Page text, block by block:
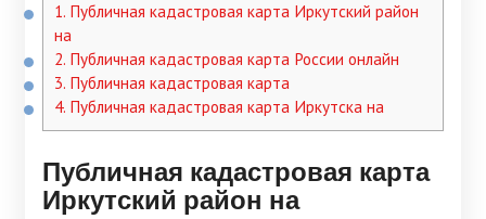
1. Публичная кадастровая карта Иркутский район
на
2. Публичная кадастровая карта России онлайн
3. Публичная кадастровая карта
4. Публичная кадастровая карта Иркутска на
Публичная кадастровая карта
Иркутский район на